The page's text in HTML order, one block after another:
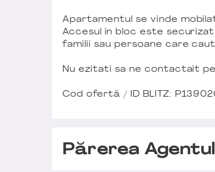
Apartamentul se vinde
Accesul în bloc este
familii sau persoane care
Nu ezitati sa ne contactait
Cod ofertă / ID BLITZ:
Părerea